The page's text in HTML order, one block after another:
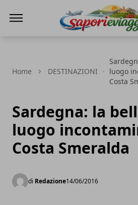
Home DESTINAZIONI
luogo
Costa
Sardegna: la
luogo
Costa Smeralda
di Redazione14/06/2016